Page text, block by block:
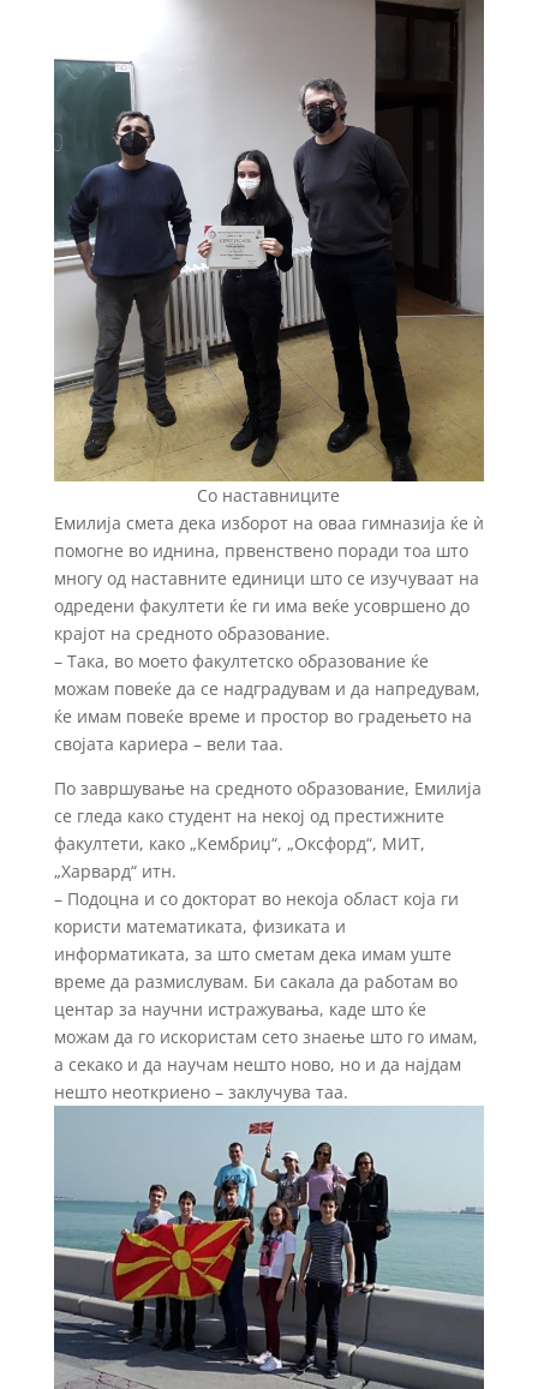
Со наставниците
Емилија смета дека изборот на оваа гимназија ќе ѝ
помогне во иднина, првенствено поради тоа што
многу од наставните единици што се изучуваат на
одредени факултети ќе ги има веќе усовршено до
крајот на средното образование.
– Така, во моето факултетско образование ќе
можам повеќе да се надградувам и да напредувам,
ќе имам повеќе време и простор во градењето на
својата кариера – вели таа.
По завршување на средното образование, Емилија
се гледа како студент на некој од престижните
факултети, како „Кембриџ“, „Оксфорд“, МИТ,
„Харвард“ итн.
– Подоцна и со докторат во некоја област која ги
користи математиката, физиката и
информатиката, за што сметам дека имам уште
време да размислувам. Би сакала да работам во
центар за научни истражувања, каде што ќе
можам да го искористам сето знаење што го имам,
а секако и да научам нешто ново, но и да најдам
нешто неоткриено – заклучува таа.